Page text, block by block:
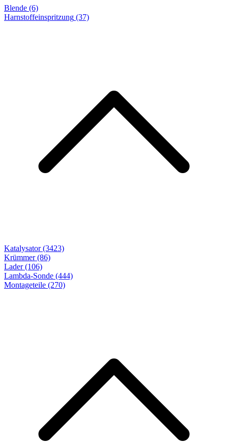
Blende (6)
Harnstoffeinspritzung (37)
Katalysator (3423)
Krümmer (86)
Lader (106)
Lambda-Sonde (444)
Montageteile (270)